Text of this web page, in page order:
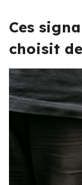
Ces
choisit